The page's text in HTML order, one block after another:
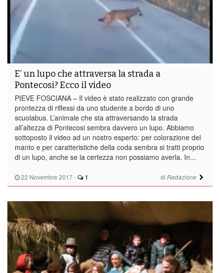
22 Novembre 2017 - 1 di Redazione
E’ un lupo che attraversa la strada a
Pontecosi? Ecco il video
PIEVE FOSCIANA – Il video è stato realizzato con grande
prontezza di riflessi da uno studente a bordo di uno
scuolabus. L’animale che sta attraversando la strada
all’altezza di Pontecosi sembra davvero un lupo. Abbiamo
sottoposto il video ad un nostro esperto: per colorazione del
manto e per caratteristiche della coda sembra si tratti proprio
di un lupo, anche se la certezza non possiamo averla. In...